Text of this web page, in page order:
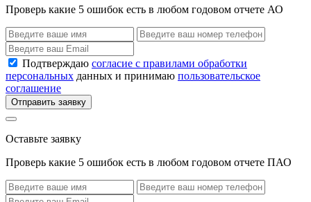
Проверь какие 5 ошибок есть в любом годовом отчете АО
Подтверждаю согласие с правилами обработки
персональных данных и принимаю пользовательское
соглашение
Отправить заявку
Оставьте заявку
Проверь какие 5 ошибок есть в любом годовом отчете ПАО